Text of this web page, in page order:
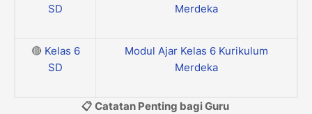
SD
Merdeka
🔴 Kelas 6
SD
Modul Ajar Kelas 6 Kurikulum
Merdeka
📋 Catatan Penting bagi Guru